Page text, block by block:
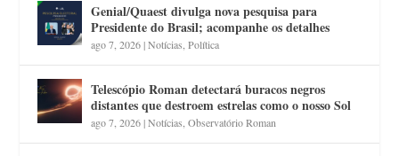
Genial/Quaest divulga nova pesquisa para
Presidente do Brasil; acompanhe os detalhes
ago 7, 2026|Notícias ,Política
Telescópio Roman detectará buracos negros
distantes que destroem estrelas como o nosso Sol
ago 7, 2026|Notícias ,Observatório Roman